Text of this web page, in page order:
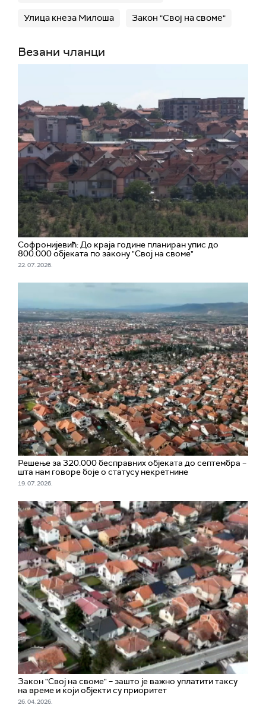
Улица кнеза Милоша Закон "Свој на своме"
Везани чланци
Софронијевић: До краја године планиран упис до
800.000 објеката по закону "Свој на своме"
22. 07. 2026.
Решење за 320.000 бесправних објеката до септембра –
шта нам говоре боје о статусу некретнине
19. 07. 2026.
Закон "Свој на своме" – зашто је важно уплатити таксу
на време и који објекти су приоритет
26. 04. 2026.